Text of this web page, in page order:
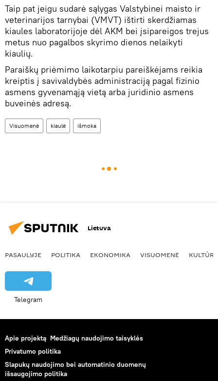
Taip pat jeigu sudarė sąlygas Valstybinei maisto ir
veterinarijos tarnybai (VMVT) ištirti skerdžiamas
kiaules laboratorijoje dėl AKM bei įsipareigos trejus
metus nuo pagalbos skyrimo dienos nelaikyti
kiaulių.
Paraiškų priėmimo laikotarpiu pareiškėjams reikia
kreiptis į savivaldybės administraciją pagal fizinio
asmens gyvenamąją vietą arba juridinio asmens
buveinės adresą.
Visuomenė kiaulė išmoka
Lietuva
PASAULYJE POLITIKA EKONOMIKA VISUOMENĖ KULTŪRA
Telegram
Apie projektą Medžiagų naudojimo taisyklės
Privatumo politika
Slapukų naudojimo bei automatinio duomenų
išsaugojimo politika